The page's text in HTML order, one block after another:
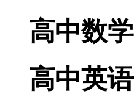
高中数学
高中英语